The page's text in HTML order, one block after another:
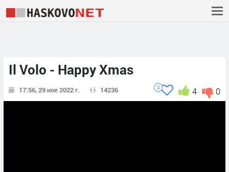
Il Volo - Happy Xmas
17:56, 29 ное 2022 г. 14236 0
4
0